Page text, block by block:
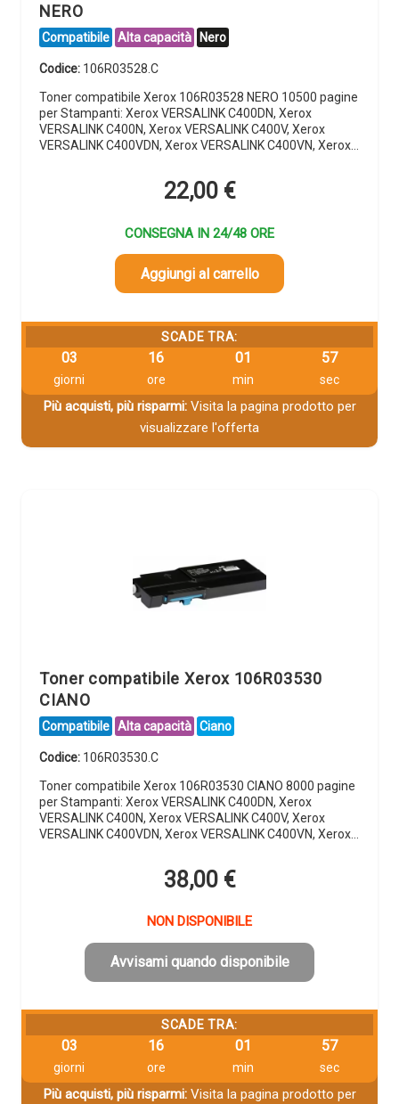
NERO
Compatibile Alta capacità Nero
Codice: 106R03528.C
Toner compatibile Xerox 106R03528 NERO 10500 pagine
per Stampanti: Xerox VERSALINK C400DN, Xerox
VERSALINK C400N, Xerox VERSALINK C400V, Xerox
VERSALINK C400VDN, Xerox VERSALINK C400VN, Xerox…
22,00 €
CONSEGNA IN 24/48 ORE
Aggiungi al carrello
SCADE TRA:
03
giorni
16
ore
01
min
56
sec
Più acquisti, più risparmi:Visita la pagina prodotto per
visualizzare l'offerta
Toner compatibile Xerox 106R03530
CIANO
Compatibile Alta capacità Ciano
Codice: 106R03530.C
Toner compatibile Xerox 106R03530 CIANO 8000 pagine
per Stampanti: Xerox VERSALINK C400DN, Xerox
VERSALINK C400N, Xerox VERSALINK C400V, Xerox
VERSALINK C400VDN, Xerox VERSALINK C400VN, Xerox…
38,00 €
NON DISPONIBILE
Avvisami quando disponibile
SCADE TRA:
03
giorni
16
ore
01
min
56
sec
Più acquisti, più risparmi:Visita la pagina prodotto per